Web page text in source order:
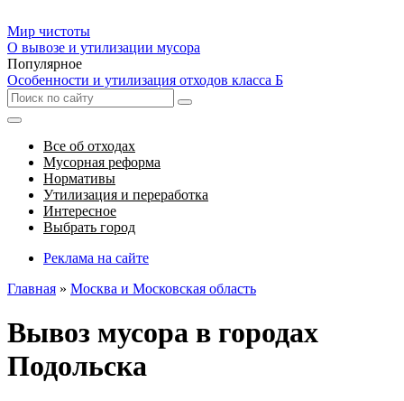
Мир чистоты
О вывозе и утилизации мусора
Популярное
Особенности и утилизация отходов класса Б
Все об отходах
Мусорная реформа
Нормативы
Утилизация и переработка
Интересное
Выбрать город
Реклама на сайте
Главная » Москва и Московская область
Вывоз мусора в городах
Подольска